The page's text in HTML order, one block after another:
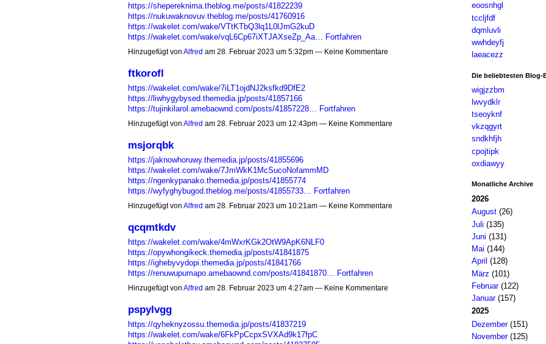
https://shepereknima.theblog.me/posts/41822239
https://nukuwaknovuv.theblog.me/posts/41760916
https://wakelet.com/wake/VTtKTbQ3lq1L0lJmG2kuD
https://wakelet.com/wake/vqL6Cp67iXTJAXseZp_Aa…
Fortfahren
Hinzugefügt von Alfred am 28. Februar 2023 um 5:32pm — Keine Kommentare
ftkorofl
https://wakelet.com/wake/7iLT1ojdNJ2ksfkd9DfE2
https://liwhygybysed.themedia.jp/posts/41857166
https://tujinkilarol.amebaownd.com/posts/41857228…
Fortfahren
Hinzugefügt von Alfred am 28. Februar 2023 um 12:43pm — Keine Kommentare
msjorqbk
https://jaknowhoruwy.themedia.jp/posts/41855696
https://wakelet.com/wake/7JmWkK1McSucoNofammMD
https://ngenkypanako.themedia.jp/posts/41855774
https://wyfyghybugod.theblog.me/posts/41855733…
Fortfahren
Hinzugefügt von Alfred am 28. Februar 2023 um 10:21am — Keine Kommentare
qcqmtkdv
https://wakelet.com/wake/4mWxrKGk2OtW9ApK6NLF0
https://opywhongikeck.themedia.jp/posts/41841875
https://ighebyvydopi.themedia.jp/posts/41841766
https://renuwupumapo.amebaownd.com/posts/41841870…
Fortfahren
Hinzugefügt von Alfred am 28. Februar 2023 um 4:27am — Keine Kommentare
pspylvgg
https://qyheknyzossu.themedia.jp/posts/41837219
https://wakelet.com/wake/6FkPpCcpxSVXAd9k17fpC
eoosnhgl
tccljfdf
dqmluvli
wwhdeyfj
laeacezz
Die beliebtesten Blog-
wigjzzbm
lwvydklr
tseoyknf
vkzqgyrt
sndkhfjh
cpojtipk
oxdiawyy
Monatliche Archive
2026
August(26)
Juli (135)
Juni (131)
Mai (144)
April (128)
März (101)
Februar(122)
Januar(157)
2025
Dezember(151)
November(125)